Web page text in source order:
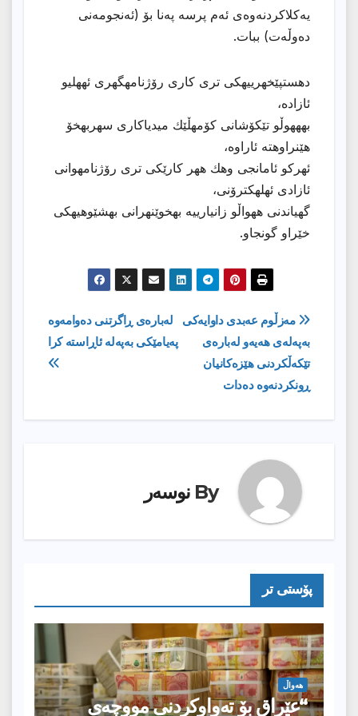
یەكلاكردنەوەی ئەم پرسە پەنا بۆ (ئەنجومەنی
دەوڵەت) ببات.
دهستپێخهرییهكی تری كاری رۆژنامهگهری ئههلیو
ئازاده،
بهههوڵو تێكۆشانی كۆمهڵێك میدیاكاری سهربهخۆ
هێنراوهته ئاراوه،
ئهركو ئامانجی وهك ههر كارێكی تری رۆژنامهوانی
ئازادی ئهلهكترۆنی،
گهیاندنی ههواڵو زانیارییه بهخوێنهرانی بهشێوهیهكی
خێراو گونجاو.
ڕێدۆزیی
بابەت
لەبارەی ڕاگرتنی دەوامەوە
پەیامێكی بەپەلە ئاڕاستە كرا
مەزڵوم عەبدی داوایەكی
بەپەلەی هەیەو لەبارەی
تێكەڵكردنی هێزەكانيان
ڕونكردنەوە دەدات
By نوسەر
پۆستى تر
هەواڵ
“عێراق بۆ تەواوکردنی مووچەی